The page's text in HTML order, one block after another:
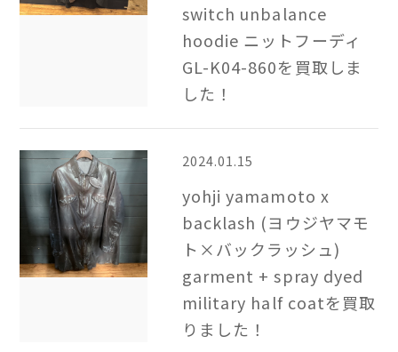
switch unbalance
hoodie ニットフーディ
GL-K04-860を買取しま
した！
2024.01.15
yohji yamamoto x
backlash (ヨウジヤマモ
ト×バックラッシュ)
garment + spray dyed
military half coatを買取
りました！